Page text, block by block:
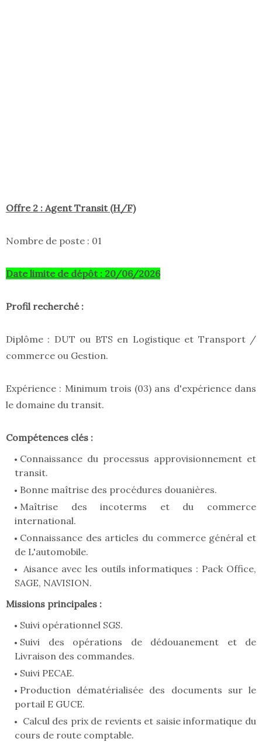
Offre 2 : Agent Transit (H/F)
Nombre de poste : 01
Date limite de dépôt : 20/06/2026
Profil recherché :
Diplôme : DUT ou BTS en Logistique et Transport /
commerce ou Gestion.
Expérience : Minimum trois (03) ans d'expérience dans
le domaine du transit.
Compétences clés :
Connaissance du processus approvisionnement et
transit.
Bonne maîtrise des procédures douanières.
Maîtrise des incoterms et du commerce
international.
Connaissance des articles du commerce général et
de L'automobile.
Aisance avec les outils informatiques : Pack Office,
SAGE, NAVISION.
Missions principales :
Suivi opérationnel SGS.
Suivi des opérations de dédouanement et de
Livraison des commandes.
Suivi PECAE.
Production dématérialisée des documents sur le
portail E GUCE.
Calcul des prix de revients et saisie informatique du
cours de route comptable.